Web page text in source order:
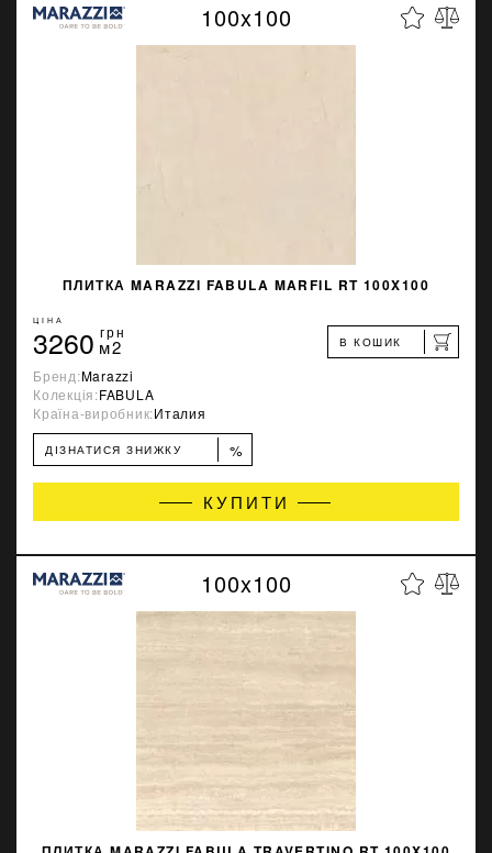
100x100
ПЛИТКА MARAZZI FABULA MARFIL RT 100X100
ЦІНА
3260 грн
м2 В КОШИК
Бренд:Marazzi
Колекція:FABULA
Країна-виробник:Италия
ДІЗНАТИСЯ ЗНИЖКУ %
КУПИТИ
100x100